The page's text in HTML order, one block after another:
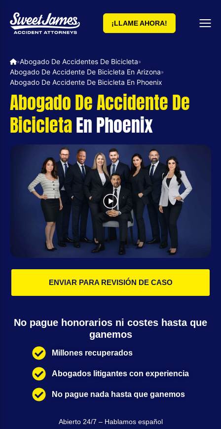
¡LLAME AHORA!
»Abogado De Accidentes De Bicicleta»
Abogado De Accidente De Bicicleta En Arizona»
Abogado De Accidente De Bicicleta En Phoenix
Abogado De Accidente De
BicicletaEn Phoenix
ENVIAR PARA REVISIÓN DE CASO
No pague honorarios ni costes hasta que
ganemos
Millones recuperados
Abogados litigantes con experiencia
No pague nada hasta que ganemos
Abierto 24/7 – Hablamos español